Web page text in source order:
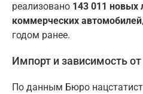
реализовано 143 011 новых
коммерческих автомобилей
годом ранее.
Импорт и зависимость от
По данным Бюро